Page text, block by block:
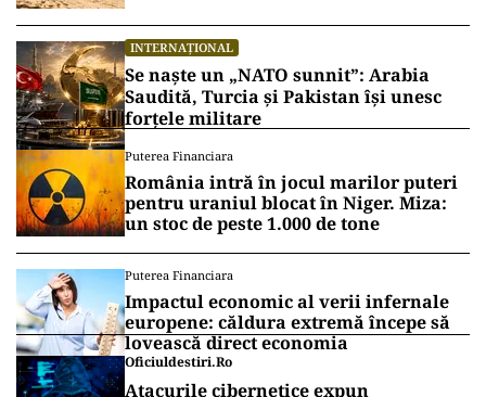
INTERNAȚIONAL
Se naște un „NATO sunnit”: Arabia
Saudită, Turcia și Pakistan își unesc
forțele militare
Puterea Financiara
România intră în jocul marilor puteri
pentru uraniul blocat în Niger. Miza:
un stoc de peste 1.000 de tone
Puterea Financiara
Impactul economic al verii infernale
europene: căldura extremă începe să
lovească direct economia
Oficiuldestiri.ro
Atacurile cibernetice expun